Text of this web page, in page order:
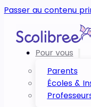
Passer au contenu
Pour vous
Parents
Écoles &